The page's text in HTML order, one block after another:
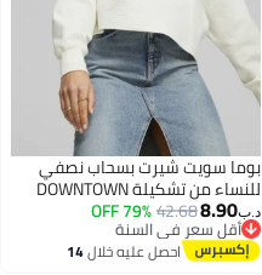
بوما سويت شيرت بسحاب نصفي
للنساء من تشكيلة DOWNTOWN
د.ب‏8.90
42.68
79% OFF
أقل سعر في السنة
أقل سعر في السنة
احصل عليه خلال14